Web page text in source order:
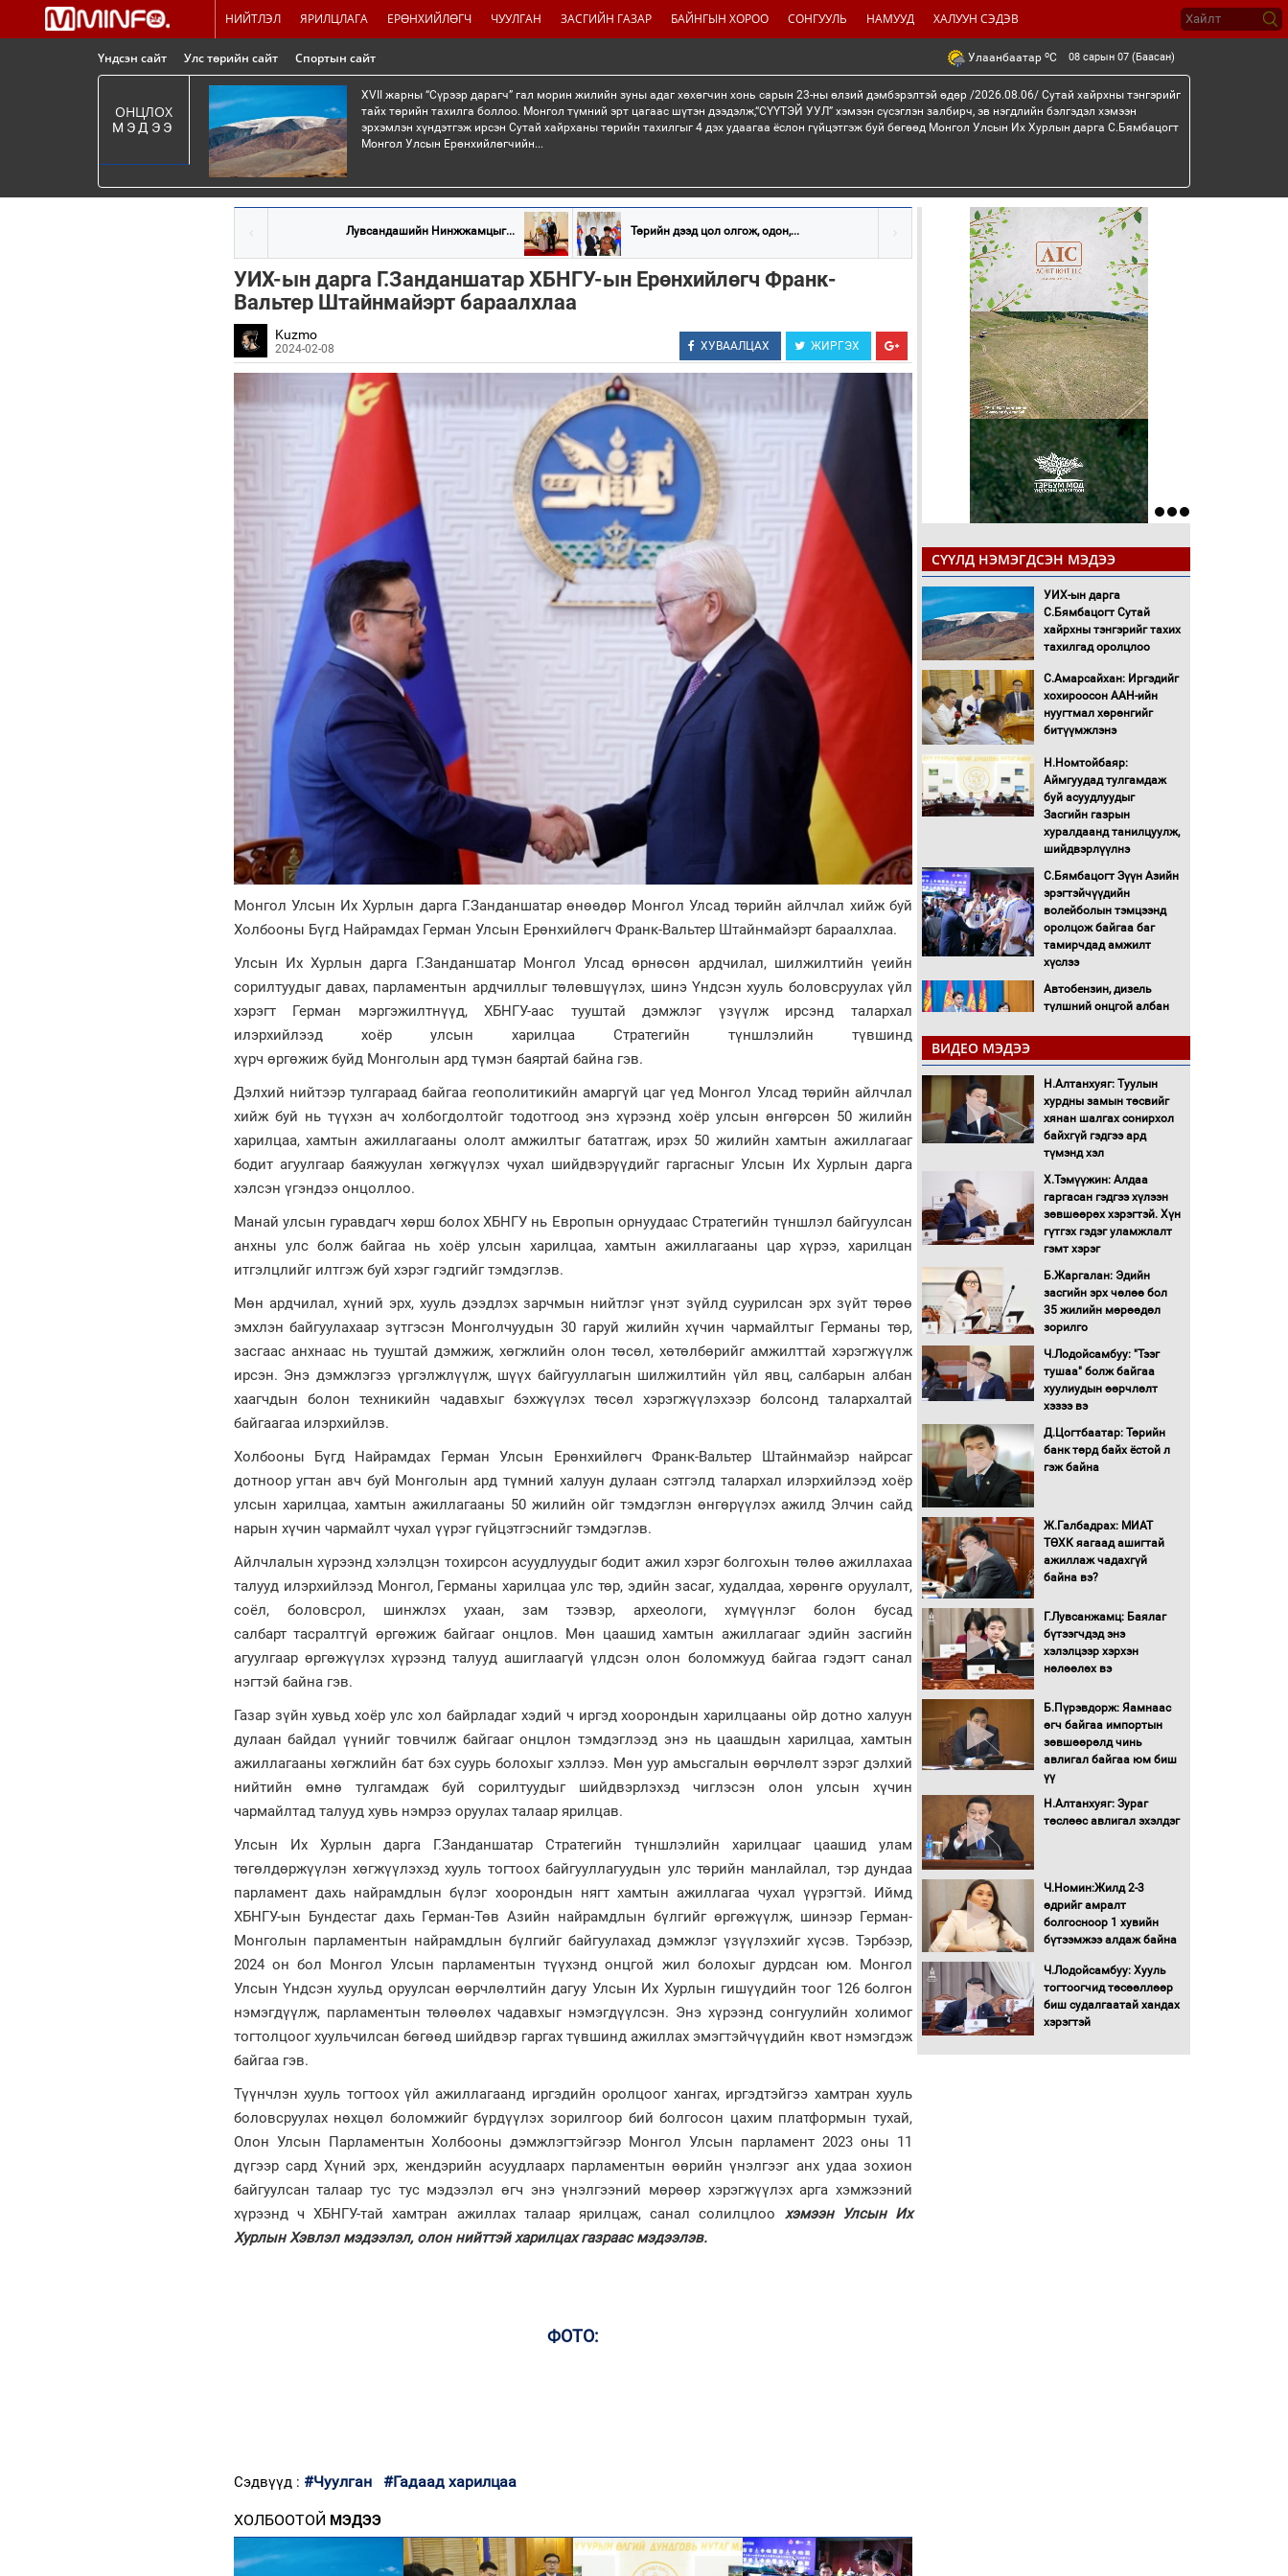
НИЙТЛЭЛ ЯРИЛЦЛАГА ЕРӨНХИЙЛӨГЧ ЧУУЛГАН ЗАСГИЙН ГАЗАР БАЙНГЫН ХОРОО СОНГУУЛЬ НАМУУД ХАЛУУН СЭДЭВ
Үндсэн сайт Улс төрийн сайт Спортын сайт Улаанбаатар oC 08 сарын 07 (Баасан)
ОНЦЛОХ
МЭДЭЭ
XVII жарны “Сүрээр дарагч” гал морин жилийн зуны адаг хөхөгчин хонь сарын 23-ны өлзий дэмбэрэлтэй өдөр /2026.08.06/ Сутай хайрхны тэнгэрийг
тайх төрийн тахилга боллоо. Монгол түмний эрт цагаас шүтэн дээдэлж,“СҮҮТЭЙ УУЛ” хэмээн сүсэглэн залбирч, эв нэгдлийн бэлгэдэл хэмээн
эрхэмлэн хүндэтгэж ирсэн Сутай хайрханы төрийн тахилгыг 4 дэх удаагаа ёслон гүйцэтгэж буй бөгөөд Монгол Улсын Их Хурлын дарга С.Бямбацогт
Монгол Улсын Ерөнхийлөгчийн...
Лувсандашийн Нинжжамцыг... Төрийн дээд цол олгож, одон,...
УИХ-ын дарга Г.Занданшатар ХБНГУ-ын Ерөнхийлөгч Франк-
Вальтер Штайнмайэрт бараалхлаа
Kuzmo
2024-02-08 ХУВААЛЦАХ ЖИРГЭХ
Монгол Улсын Их Хурлын дарга Г.Занданшатар өнөөдөр Монгол Улсад төрийн айлчлал хийж буй
Холбооны Бүгд Найрамдах Герман Улсын Ерөнхийлөгч Франк-Вальтер Штайнмайэрт бараалхлаа.
Улсын Их Хурлын дарга Г.Занданшатар Монгол Улсад өрнөсөн ардчилал, шилжилтийн үеийн
сорилтуудыг давах, парламентын ардчиллыг төлөвшүүлэх, шинэ Үндсэн хууль боловсруулах үйл
хэрэгт Герман мэргэжилтнүүд, ХБНГУ-аас тууштай дэмжлэг үзүүлж ирсэнд талархал
илэрхийлээд хоёр улсын харилцаа Стратегийн түншлэлийн түвшинд
хүрч өргөжиж буйд Монголын ард түмэн баяртай байна гэв.
Дэлхий нийтээр тулгараад байгаа геополитикийн амаргүй цаг үед Монгол Улсад төрийн айлчлал
хийж буй нь түүхэн ач холбогдолтойг тодотгоод энэ хүрээнд хоёр улсын өнгөрсөн 50 жилийн
харилцаа, хамтын ажиллагааны ололт амжилтыг бататгаж, ирэх 50 жилийн хамтын ажиллагааг
бодит агуулгаар баяжуулан хөгжүүлэх чухал шийдвэрүүдийг гаргасныг Улсын Их Хурлын дарга
хэлсэн үгэндээ онцоллоо.
Манай улсын гуравдагч хөрш болох ХБНГУ нь Европын орнуудаас Стратегийн түншлэл байгуулсан
анхны улс болж байгаа нь хоёр улсын харилцаа, хамтын ажиллагааны цар хүрээ, харилцан
итгэлцлийг илтгэж буй хэрэг гэдгийг тэмдэглэв.
Мөн ардчилал, хүний эрх, хууль дээдлэх зарчмын нийтлэг үнэт зүйлд суурилсан эрх зүйт төрөө
эмхлэн байгуулахаар зүтгэсэн Монголчуудын 30 гаруй жилийн хүчин чармайлтыг Германы төр,
засгаас анхнаас нь тууштай дэмжиж, хөгжлийн олон төсөл, хөтөлбөрийг амжилттай хэрэгжүүлж
ирсэн. Энэ дэмжлэгээ үргэлжлүүлж, шүүх байгууллагын шилжилтийн үйл явц, салбарын албан
хаагчдын болон техникийн чадавхыг бэхжүүлэх төсөл хэрэгжүүлэхээр болсонд талархалтай
байгаагаа илэрхийлэв.
Холбооны Бүгд Найрамдах Герман Улсын Ерөнхийлөгч Франк-Вальтер Штайнмайэр найрсаг
дотноор угтан авч буй Монголын ард түмний халуун дулаан сэтгэлд талархал илэрхийлээд хоёр
улсын харилцаа, хамтын ажиллагааны 50 жилийн ойг тэмдэглэн өнгөрүүлэх ажилд Элчин сайд
нарын хүчин чармайлт чухал үүрэг гүйцэтгэснийг тэмдэглэв.
Айлчлалын хүрээнд хэлэлцэн тохирсон асуудлуудыг бодит ажил хэрэг болгохын төлөө ажиллахаа
талууд илэрхийлээд Монгол, Германы харилцаа улс төр, эдийн засаг, худалдаа, хөрөнгө оруулалт,
соёл, боловсрол, шинжлэх ухаан, зам тээвэр, археологи, хүмүүнлэг болон бусад
салбарт тасралтгүй өргөжиж байгааг онцлов. Мөн цаашид хамтын ажиллагааг эдийн засгийн
агуулгаар өргөжүүлэх хүрээнд талууд ашиглаагүй үлдсэн олон боломжууд байгаа гэдэгт санал
нэгтэй байна гэв.
Газар зүйн хувьд хоёр улс хол байрладаг хэдий ч иргэд хоорондын харилцааны ойр дотно халуун
дулаан байдал үүнийг товчилж байгааг онцлон тэмдэглээд энэ нь цаашдын харилцаа, хамтын
ажиллагааны хөгжлийн бат бэх суурь болохыг хэллээ. Мөн уур амьсгалын өөрчлөлт зэрэг дэлхий
нийтийн өмнө тулгамдаж буй сорилтуудыг шийдвэрлэхэд чиглэсэн олон улсын хүчин
чармайлтад талууд хувь нэмрээ оруулах талаар ярилцав.
Улсын Их Хурлын дарга Г.Занданшатар Стратегийн түншлэлийн харилцааг цаашид улам
төгөлдөржүүлэн хөгжүүлэхэд хууль тогтоох байгууллагуудын улс төрийн манлайлал, тэр дундаа
парламент дахь найрамдлын бүлэг хоорондын нягт хамтын ажиллагаа чухал үүрэгтэй. Иймд
ХБНГУ-ын Бундестаг дахь Герман-Төв Азийн найрамдлын бүлгийг өргөжүүлж, шинээр Герман-
Монголын парламентын найрамдлын бүлгийг байгуулахад дэмжлэг үзүүлэхийг хүсэв. Тэрбээр,
2024 он бол Монгол Улсын парламентын түүхэнд онцгой жил болохыг дурдсан юм. Монгол
Улсын Үндсэн хуульд оруулсан өөрчлөлтийн дагуу Улсын Их Хурлын гишүүдийн тоог 126 болгон
нэмэгдүүлж, парламентын төлөөлөх чадавхыг нэмэгдүүлсэн. Энэ хүрээнд сонгуулийн холимог
тогтолцоог хуульчилсан бөгөөд шийдвэр гаргах түвшинд ажиллах эмэгтэйчүүдийн квот нэмэгдэж
байгаа гэв.
Түүнчлэн хууль тогтоох үйл ажиллагаанд иргэдийн оролцоог хангах, иргэдтэйгээ хамтран хууль
боловсруулах нөхцөл боломжийг бүрдүүлэх зорилгоор бий болгосон цахим платформын тухай,
Олон Улсын Парламентын Холбооны дэмжлэгтэйгээр Монгол Улсын парламент 2023 оны 11
дүгээр сард Хүний эрх, жендэрийн асуудлаарх парламентын өөрийн үнэлгээг анх удаа зохион
байгуулсан талаар тус тус мэдээлэл өгч энэ үнэлгээний мөрөөр хэрэгжүүлэх арга хэмжээний
хүрээнд ч ХБНГУ-тай хамтран ажиллах талаар ярилцаж, санал солилцлоо хэмээн
Улсын Их
Хурлын Хэвлэл мэдээлэл, олон нийттэй харилцах газраас мэдээлэв.
ФОТО:
Сэдвүүд : #Чуулган #Гадаад харилцаа
ХОЛБООТОЙ МЭДЭЭ
СҮҮЛД НЭМЭГДСЭН МЭДЭЭ
УИХ-ын дарга
С.Бямбацогт Сутай
хайрхны тэнгэрийг тахих
тахилгад оролцлоо
С.Амарсайхан: Иргэдийг
хохироосон ААН-ийн
нуугтмал хөрөнгийг
битүүмжлэнэ
Н.Номтойбаяр:
Аймгуудад тулгамдаж
буй асуудлуудыг
Засгийн газрын
хуралдаанд танилцуулж,
шийдвэрлүүлнэ
С.Бямбацогт Зүүн Азийн
эрэгтэйчүүдийн
волейболын тэмцээнд
оролцож байгаа баг
тамирчдад амжилт
хүслээ
Автобензин, дизель
түлшний онцгой албан
Санхүүгийн хэмнэлтийн
горимд эрүүл мэндийн
салбар хамаарахгүй
Нөөцийн махны
нээлттэй ил тод болгоно
Монгол Улс “COP17”-д
“Тал хээрийн
танилцуулна
16 төрлийн эмийг нэг эх
үүсвэрээс худалдан авах
Бүх шатанд хэмнэлтийн
горимд шилжиж, найр
гадаад томилолтыг
хориглолоо
Засгийн газрын ээлжит
хуралдаан болж байна
Автомашинд улсын
дугаарын тэгш,
сондгойгоор шатахуун
Бага орлоготой
иргэдийн орлогод
татвар ногдуулахгүй
байх эрх зүйн орчныг
Хөшөө бүтсэн түүхийг
Хөвсгөл нуурын лусыг
тахих төрийн тахилгын
ёслол боллоо
“Хар жагсаалт”-ын
асуудлыг цэгцлэх
чиглэлээр
Монголбанкны
хугацаатай үүрэг өглөө
ВИДЕО МЭДЭЭ
Н.Алтанхуяг: Туулын
хурдны замын төсвийг
хянан шалгах сонирхол
байхгүй гэдгээ ард
түмэнд хэл
Х.Тэмүүжин: Алдаа
гаргасан гэдгээ хүлээн
зөвшөөрөх хэрэгтэй. Хүн
гүтгэх гэдэг уламжлалт
гэмт хэрэг
Б.Жаргалан: Эдийн
засгийн эрх чөлөө бол
35 жилийн мөрөөдөл
зорилго
Ч.Лодойсамбуу: "Тээг
тушаа" болж байгаа
хуулиудын өөрчлөлт
хэзээ вэ
Д.Цогтбаатар: Төрийн
банк төрд байх ёстой л
гэж байна
Ж.Галбадрах: МИАТ
ТӨХК яагаад ашигтай
ажиллаж чадахгүй
байна вэ?
Г.Лувсанжамц: Баялаг
бүтээгчдэд энэ
хэлэлцээр хэрхэн
нөлөөлөх вэ
Б.Пүрэвдорж: Яамнаас
өгч байгаа импортын
зөвшөөрөлд чинь
авлигал байгаа юм биш
үү
Н.Алтанхуяг: Зураг
төслөөс авлигал эхэлдэг
Ч.Номин:Жилд 2-3
өдрийг амралт
болгосноор 1 хувийн
бүтээмжээ алдаж байна
Ч.Лодойсамбуу: Хууль
тогтоогчид төсөөллөөр
биш судалгаатай хандах
хэрэгтэй